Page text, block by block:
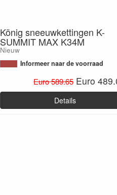
König sneeuwkettingen K-
SUMMIT MAX K34M
Nieuw
Informeer naar de voorraad
Euro 589.65 Euro
Details